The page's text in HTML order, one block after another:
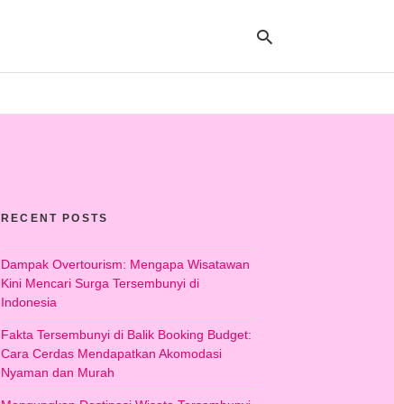
RECENT POSTS
Dampak Overtourism: Mengapa Wisatawan
Kini Mencari Surga Tersembunyi di
Indonesia
Fakta Tersembunyi di Balik Booking Budget:
Cara Cerdas Mendapatkan Akomodasi
Nyaman dan Murah